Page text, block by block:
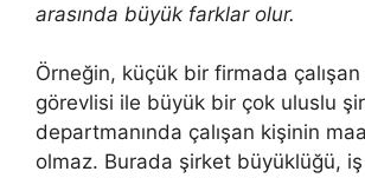
arasında büyük farklar olur.
Örneğin, küçük bir firmada
görevlisi ile büyük bir çok uluslu
departmanında çalışan kişinin
olmaz. Burada şirket büyüklüğü,